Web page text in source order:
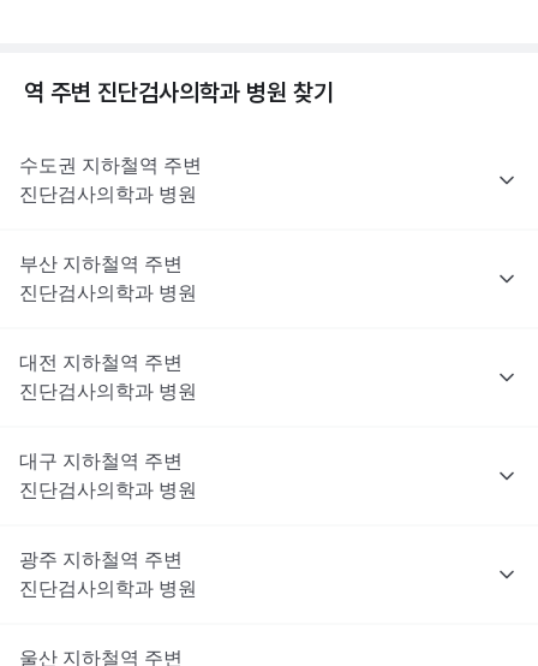
역 주변 진단검사의학과 병원 찾기
수도권 지하철역 주변
진단검사의학과 병원
부산 지하철역 주변
진단검사의학과 병원
대전 지하철역 주변
진단검사의학과 병원
대구 지하철역 주변
진단검사의학과 병원
광주 지하철역 주변
진단검사의학과 병원
울산 지하철역 주변